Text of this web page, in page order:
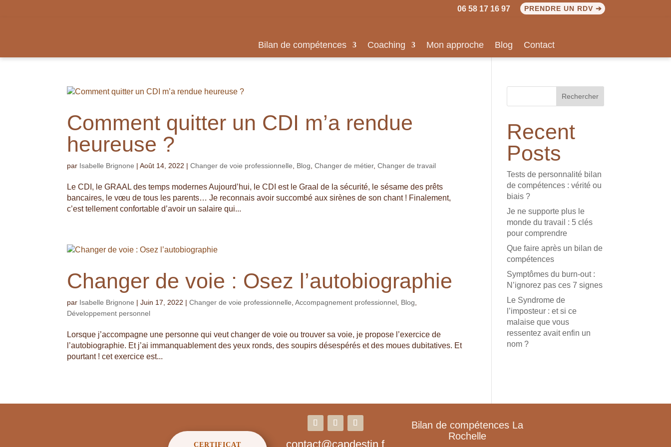
PRENDRE UN RDV ➔
06 58 17 16 97
Bilan de compétences Coaching Mon approche Blog Contact
Comment quitter un CDI m’a rendue
heureuse ?
par Isabelle Brignone |Août 14, 2022 |Changer de voie professionnelle Blog ,Changer de métier,Changer de travail
Le CDI, le GRAAL des temps modernes Aujourd’hui, le CDI est le Graal de la sécurité, le sésame des prêts
bancaires, le vœu de tous les parents… Je reconnais avoir succombé aux sirènes de son chant ! Finalement,
c’est tellement confortable d’avoir un salaire qui...
Changer de voie : Osez l’autobiographie
par Isabelle Brignone |Juin 17, 2022 |Changer de voie professionnelle ,Accompagnement professionnel Blog
Développement personnel
Lorsque j’accompagne une personne qui veut changer de voie ou trouver sa voie, je propose l’exercice de
l’autobiographie. Et j’ai immanquablement des yeux ronds, des soupirs désespérés et des moues dubitatives. Et
pourtant ! cet exercice est...
Rechercher
Recent
Posts
Tests de personnalité bilan
de compétences : vérité ou
biais ?
Je ne supporte plus le
monde du travail : 5 clés
pour comprendre
Que faire après un bilan de
compétences
Symptômes du burn-out :
N’ignorez pas ces 7 signes
Le Syndrome de
l’imposteur : et si ce
malaise que vous
ressentez avait enfin un
nom ?
CERTIFICAT contact@capdestin.f
Bilan de compétences La
Rochelle